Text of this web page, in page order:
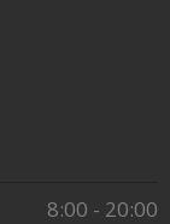
8:00 - 20:00